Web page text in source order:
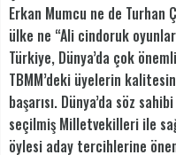
Erkan Mumcu ne de Turhan
ülke ne “Ali cindoruk
Türkiye, Dünya’da çok
TBMM’deki üyelerin
başarısı. Dünya’da söz
seçilmiş Milletvekilleri ile
öylesi aday tercihlerine